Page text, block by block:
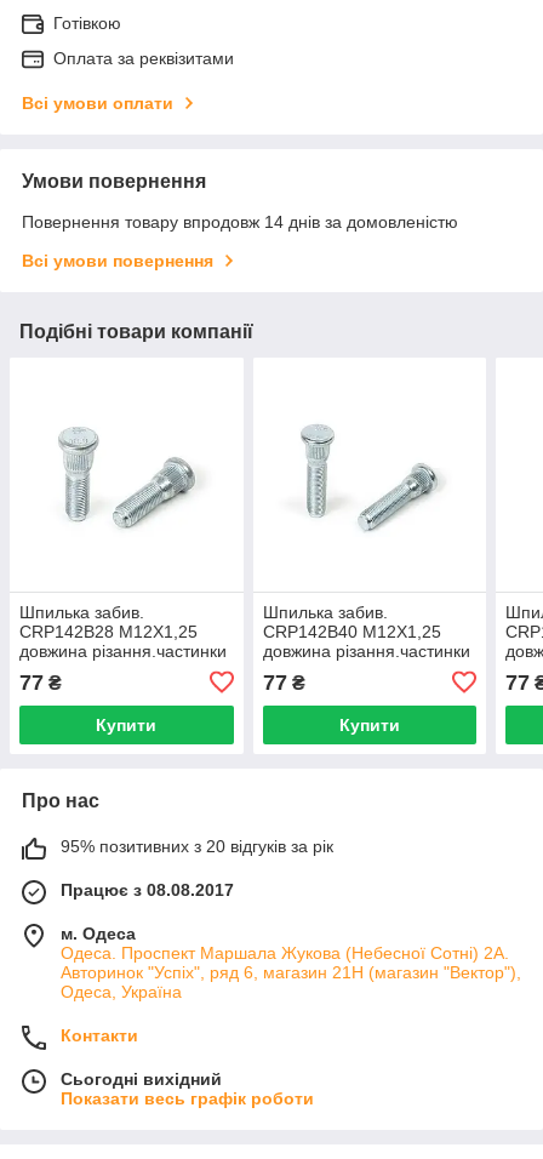
Готівкою
Оплата за реквізитами
Всі умови оплати
Умови повернення
Повернення товару впродовж 14 днів за домовленістю
Всі умови повернення
Подібні товари компанії
Шпилька забив.
CRP142B28 M12X1,25
довжина різання.частинки
77 ₴
Купити
Шпилька забив.
CRP142B40 M12X1,25
довжина різання.частинки
77₴
Купити
77
Про нас
95% позитивних з 20 відгуків за рік
Працює з 08.08.2017
м. Одеса
Одеса. Проспект Маршала Жукова (Небесної Сотні) 2А.
Авторинок "Успіх", ряд 6, магазин 21Н (магазин "Вектор"),
Одеса, Україна
Контакти
Сьогодні вихідний
Показати весь графік роботи